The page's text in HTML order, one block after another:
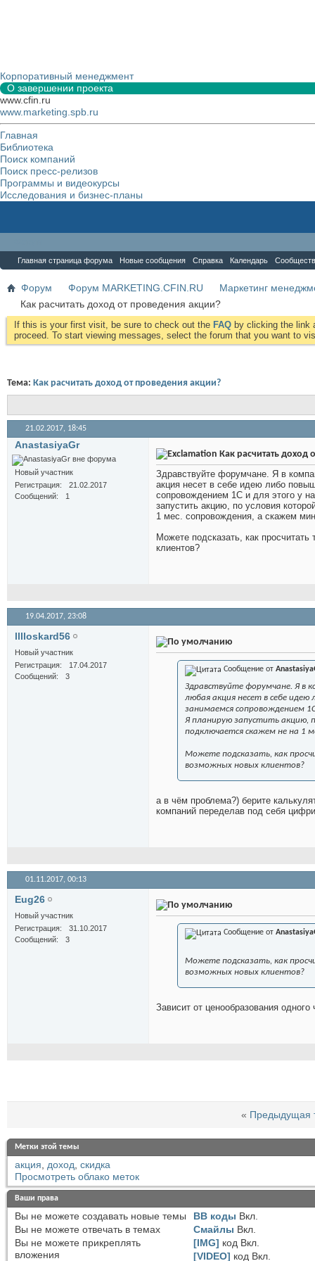
Корпоративный менеджмент
О завершении проекта
www.cfin.ru
www.marketing.spb.ru
Главная
Библиотека
Поиск компаний
Поиск пресс-релизов
Программы и видеокурсы
Исследования и бизнес-планы
Главная страница форума Новые сообщения Справка Календарь
Форум Форум MARKETING.CFIN.RU
Маркетинг
Как расчитать доход от проведения акции?
If this is your first visit, be sure to check out the FAQ by clicking the link
proceed. To start viewing messages, select the forum that you want to
Тема: Как расчитать доход от проведения акции?
21.02.2017, 18:45
AnastasiyaGr
Новый участник
Регистрация
21.02.2017
Сообщений
1
Как расчитать доход
Здравствуйте форумчане. Я в
акция несет в себе идею либо
сопровождением 1С и для этого у
запустить акцию, по условия
1 мес. сопровождения, а скажем
Можете подсказать, как
клиентов?
19.04.2017, 23:08
lllloskard56
Новый участник
Регистрация
17.04.2017
Сообщений
3
Сообщение от
Здравствуйте форумчане. Я в
любая акция несет в себе
занимаемся сопровождением
Я планирую запустить акцию,
подключается скажем не на 1
Можете подсказать, как
возможных новых клиентов?
а в чём проблема?) берите
компаний переделав под себя цифри
01.11.2017, 00:13
Eug26
Новый участник
Регистрация
31.10.2017
Сообщений
3
Сообщение от
Можете подсказать, как
возможных новых клиентов?
Зависит от ценообразования
« Предыдущая
Метки этой темы
акция, доход, скидка
Просмотреть облако меток
Ваши права
Вы не можете создавать новые темы
Вы не можете отвечать в темах
Вы не можете прикреплять
вложения
BB коды Вкл.
Смайлы Вкл.
[IMG] код Вкл.
[VIDEO] код Вкл.